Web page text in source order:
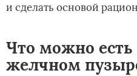
и сделать основой
Что можно
желчном